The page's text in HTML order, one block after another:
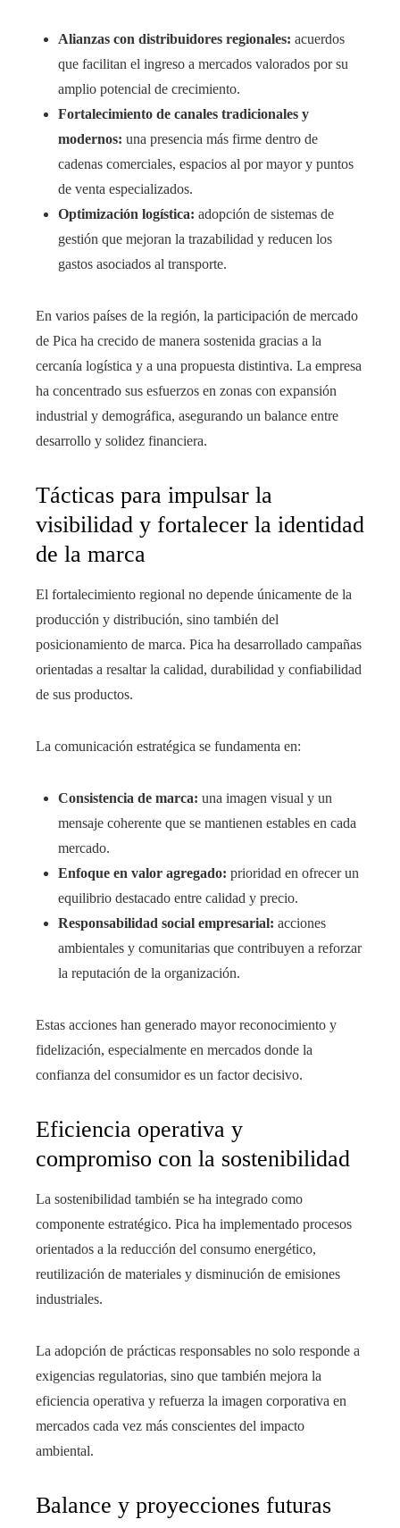
Alianzas con distribuidores regionales: acuerdos
que facilitan el ingreso a mercados valorados por su
amplio potencial de crecimiento.
Fortalecimiento de canales tradicionales y
modernos: una presencia más firme dentro de
cadenas comerciales, espacios al por mayor y puntos
de venta especializados.
Optimización logística: adopción de sistemas de
gestión que mejoran la trazabilidad y reducen los
gastos asociados al transporte.
En varios países de la región, la participación de mercado
de Pica ha crecido de manera sostenida gracias a la
cercanía logística y a una propuesta distintiva. La empresa
ha concentrado sus esfuerzos en zonas con expansión
industrial y demográfica, asegurando un balance entre
desarrollo y solidez financiera.
Tácticas para impulsar la
visibilidad y fortalecer la identidad
de la marca
El fortalecimiento regional no depende únicamente de la
producción y distribución, sino también del
posicionamiento de marca. Pica ha desarrollado campañas
orientadas a resaltar la calidad, durabilidad y confiabilidad
de sus productos.
La comunicación estratégica se fundamenta en:
Consistencia de marca: una imagen visual y un
mensaje coherente que se mantienen estables en cada
mercado.
Enfoque en valor agregado: prioridad en ofrecer un
equilibrio destacado entre calidad y precio.
Responsabilidad social empresarial: acciones
ambientales y comunitarias que contribuyen a reforzar
la reputación de la organización.
Estas acciones han generado mayor reconocimiento y
fidelización, especialmente en mercados donde la
confianza del consumidor es un factor decisivo.
Eficiencia operativa y
compromiso con la sostenibilidad
La sostenibilidad también se ha integrado como
componente estratégico. Pica ha implementado procesos
orientados a la reducción del consumo energético,
reutilización de materiales y disminución de emisiones
industriales.
La adopción de prácticas responsables no solo responde a
exigencias regulatorias, sino que también mejora la
eficiencia operativa y refuerza la imagen corporativa en
mercados cada vez más conscientes del impacto
ambiental.
Balance y proyecciones futuras